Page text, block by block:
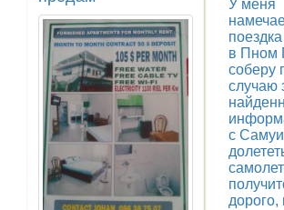
У меня
в Пном
соберу
случаю
с